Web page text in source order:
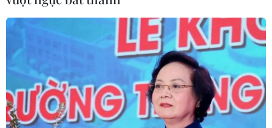
bảo an toàn và khắc phục thiệt hại do gió mạnh, mưa
lớn và sạt lở đất gây ra.